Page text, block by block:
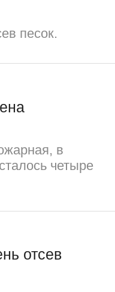
песок.
в
четыре
отсев